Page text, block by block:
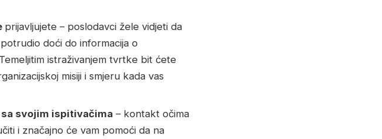
prijavljujete – poslodavci žele vidjeti da
doći do informacija o
istraživanjem tvrtke bit ćete
misiji i smjeru kada vas
svojim ispitivačima – kontakt očima
i značajno će vam pomoći da na